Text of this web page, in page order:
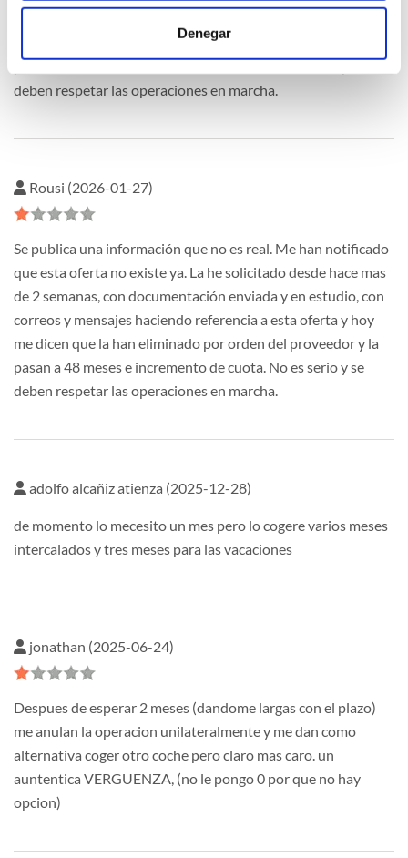
Denegar
me dicen que la han eliminado por orden del proveedor y la
pasan a 48 meses e incremento de cuota. No es serio y se
deben respetar las operaciones en marcha.
Rousi (2026-01-27)
Se publica una información que no es real. Me han notificado
que esta oferta no existe ya. La he solicitado desde hace mas
de 2 semanas, con documentación enviada y en estudio, con
correos y mensajes haciendo referencia a esta oferta y hoy
me dicen que la han eliminado por orden del proveedor y la
pasan a 48 meses e incremento de cuota. No es serio y se
deben respetar las operaciones en marcha.
adolfo alcañiz atienza (2025-12-28)
de momento lo mecesito un mes pero lo cogere varios meses
intercalados y tres meses para las vacaciones
jonathan (2025-06-24)
Despues de esperar 2 meses (dandome largas con el plazo)
me anulan la operacion unilateralmente y me dan como
alternativa coger otro coche pero claro mas caro. un
auntentica VERGUENZA, (no le pongo 0 por que no hay
opcion)